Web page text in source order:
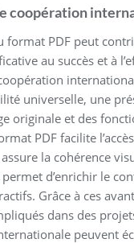
coopération
format PDF peut
au succès et à
universelle, une
originale et des
PDF facilite
la cohérence
d’enrichir le
Grâce à ces
dans des
peuvent